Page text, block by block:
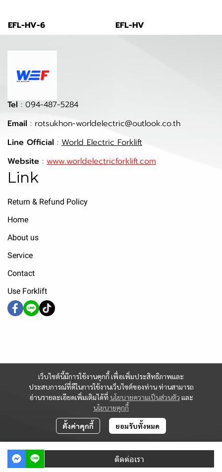
EFL-HV-6 EFL-HV
ติดต่อเรา
เว็บไซต์นี้มีการใช้งานคุกกี้ เพื่อเพิ่มประสิทธิภาพและ
ประสบการณ์ที่ดีในการใช้งานเว็บไซต์ของท่าน ท่านสามารถ
อ่านรายละเอียดเพิ่มเติมได้ที่ นโยบายความเป็นส่วนตัว และ
นโยบายคุกกี้
ตั้งค่าคุกกี้ ยอมรับทั้งหมด
Tel : 094-487-5284
Email : rotsukhon-worldelectric@outlook.co.th
Line Official : World Electric Forklift
Website : www.worldelectricforklift.com
Link
Return & Refund Policy
Home
About us
Service
Contact
Use Forklift
Powered By MakeWebEasy